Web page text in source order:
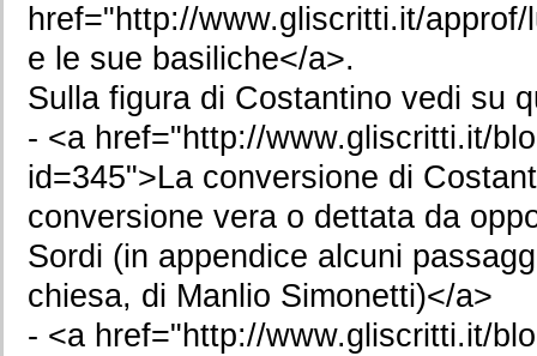
href="http://www.gliscritti.it/
e le sue basiliche</a>.
Sulla figura di Costantino vedi su
- <a href="http://www.gliscritti.it/
id=345">La conversione di
conversione vera o dettata da
Sordi (in appendice alcuni
chiesa, di Manlio Simonetti)</a>
- <a href="http://www.gliscritti.it/